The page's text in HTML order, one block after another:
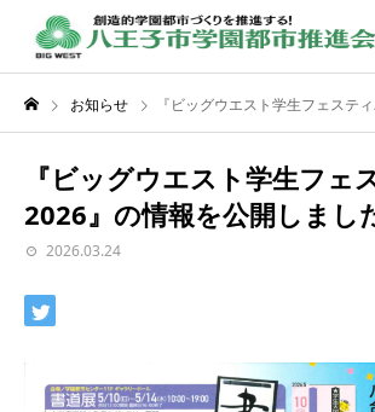
お知らせ 『ビッグウエスト学生フェスティバル
『ビッグウエスト学生フェ
2026』の情報を公開しまし
2026.03.24